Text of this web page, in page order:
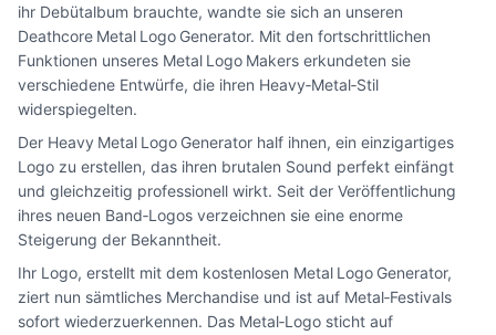
ihr Debütalbum brauchte, wandte sie sich an unseren
Deathcore Metal Logo Generator. Mit den fortschrittlichen
Funktionen unseres Metal Logo Makers erkundeten sie
verschiedene Entwürfe, die ihren Heavy‑Metal‑Stil
widerspiegelten.
Der Heavy Metal Logo Generator half ihnen, ein einzigartiges
Logo zu erstellen, das ihren brutalen Sound perfekt einfängt
und gleichzeitig professionell wirkt. Seit der Veröffentlichung
ihres neuen Band‑Logos verzeichnen sie eine enorme
Steigerung der Bekanntheit.
Ihr Logo, erstellt mit dem kostenlosen Metal Logo Generator,
ziert nun sämtliches Merchandise und ist auf Metal‑Festivals
sofort wiederzuerkennen. Das Metal‑Logo sticht auf